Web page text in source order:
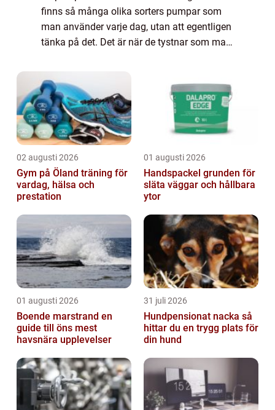
finns så många olika sorters pumpar som
man använder varje dag, utan att egentligen
tänka på det. Det är när de tystnar som man
02 augusti 2026
Gym på Öland träning för
vardag, hälsa och
prestation
01 augusti 2026
Handspackel grunden för
släta väggar och hållbara
ytor
01 augusti 2026
Boende marstrand en
guide till öns mest
havsnära upplevelser
31 juli 2026
Hundpensionat nacka så
hittar du en trygg plats för
din hund